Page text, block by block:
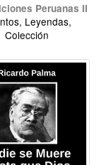
Peruanas II
Leyendas,
Colección